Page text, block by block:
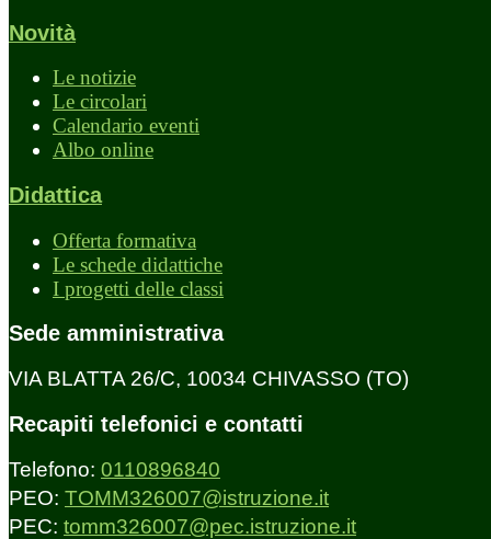
Novità
Le notizie
Le circolari
Calendario eventi
Albo online
Didattica
Offerta formativa
Le schede didattiche
I progetti delle classi
Sede amministrativa
VIA BLATTA 26/C, 10034 CHIVASSO (TO)
Recapiti telefonici e contatti
Telefono: 0110896840
PEO: TOMM326007@istruzione.it
PEC: tomm326007@pec.istruzione.it